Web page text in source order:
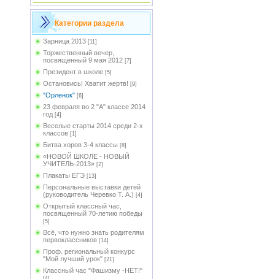
Категории раздела
Зарница 2013 [11]
Торжественный вечер,
посвященный 9 мая 2012 [7]
Президент в школе [5]
Остановись! Хватит жертв! [9]
"Орленок" [6]
23 февраля во 2 "А" классе 2014
год [4]
Веселые старты 2014 среди 2-х
классов [1]
Битва хоров 3-4 классы [8]
«НОВОЙ ШКОЛЕ - НОВЫЙ
УЧИТЕЛЬ-2013» [2]
Плакаты ЕГЭ [13]
Персональные выставки детей
(руководитель Черевко Т. А.) [4]
Открытый классный час,
посвященный 70-летию победы
[5]
Всё, что нужно знать родителям
первоклассников [14]
Проф. региональный конкурс
"Мой лучший урок" [21]
Классный час "Фашизму -НЕТ!"